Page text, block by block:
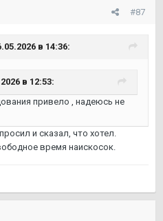
#87
в 14:36:
в 12:53:
привело , надеюсь не
и сказал, что хотел.
время наискосок.